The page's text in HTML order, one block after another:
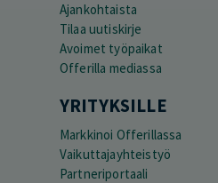
Ajankohtaista
Tilaa uutiskirje
Avoimet työpaikat
Offerilla mediassa
YRITYKSILLE
Markkinoi Offerillassa
Vaikuttajayhteistyö
Partneriportaali